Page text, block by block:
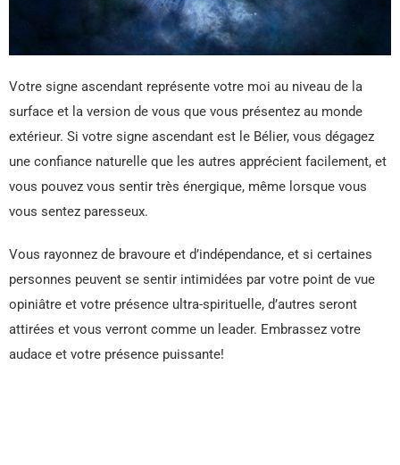
Votre signe ascendant représente votre moi au niveau de la
surface et la version de vous que vous présentez au monde
extérieur. Si votre signe ascendant est le Bélier, vous dégagez
une confiance naturelle que les autres apprécient facilement, et
vous pouvez vous sentir très énergique, même lorsque vous
vous sentez paresseux.
Vous rayonnez de bravoure et d’indépendance, et si certaines
personnes peuvent se sentir intimidées par votre point de vue
opiniâtre et votre présence ultra-spirituelle, d’autres seront
attirées et vous verront comme un leader. Embrassez votre
audace et votre présence puissante!